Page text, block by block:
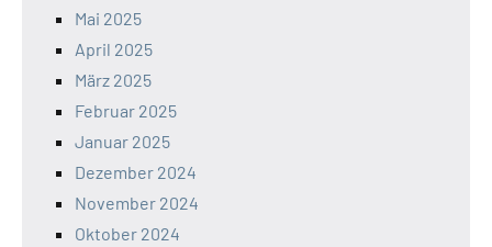
Mai 2025
April 2025
März 2025
Februar 2025
Januar 2025
Dezember 2024
November 2024
Oktober 2024